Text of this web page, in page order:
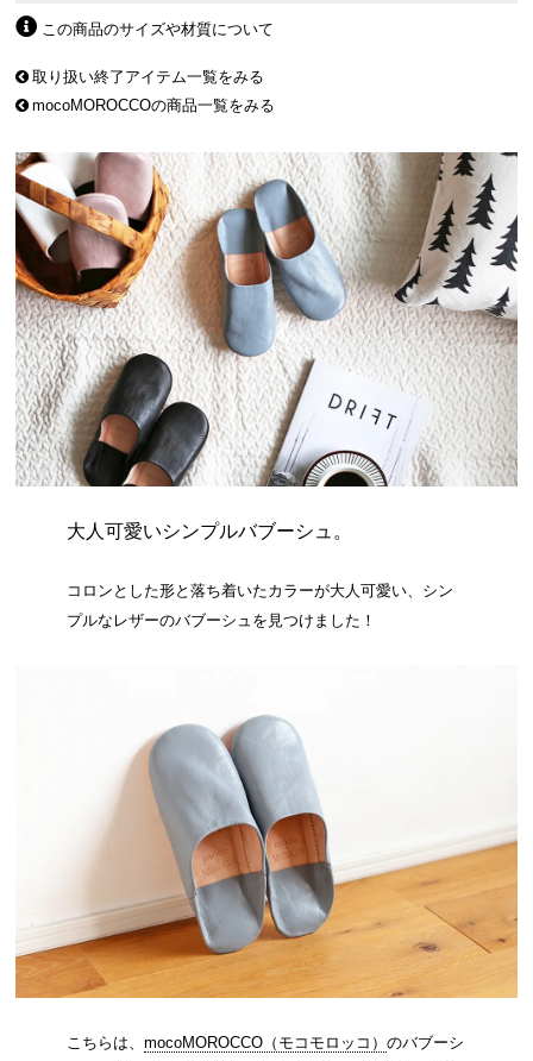
この商品のサイズや材質について
取り扱い終了アイテム一覧をみる
mocoMOROCCOの商品一覧をみる
大人可愛いシンプルバブーシュ。
コロンとした形と落ち着いたカラーが大人可愛い、シン
プルなレザーのバブーシュを見つけました！
こちらは、 mocoMOROCCO（モコモロッコ） のバブーシ